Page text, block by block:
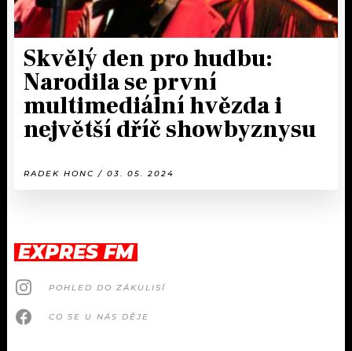
Skvělý den pro hudbu:
Narodila se první
multimediální hvězda i
největší dříč showbyznysu
RADEK HONC / 03. 05. 2024
EXPRES FM
POHLED DO ZÁKULISÍ
CO SE U NÁS DĚJE